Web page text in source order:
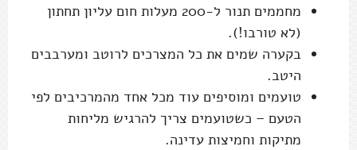
מחממים תנור ל-200 מעלות חום עליון תחתון
(לא טורבו!).
בקערה שמים את כל המצרכים לרוטב ומערבבים
היטב.
טועמים ומוסיפים עוד מכל אחד מהמרכיבים לפי
הטעם – כשטועמים צריך להרגיש מליחות
מתיקות וחמיצות עדינה.